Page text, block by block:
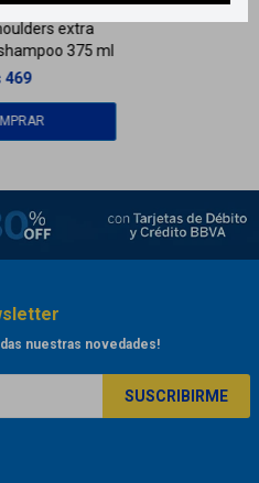
extra
375 ml
469
nuestras novedades!
SUSCRIBIRME